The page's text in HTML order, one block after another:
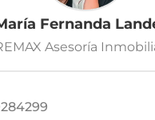
Fernanda
Asesoría